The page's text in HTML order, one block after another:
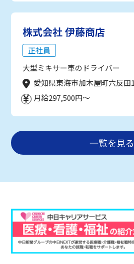
株式会社 伊藤商店
正社員
大型ミキサー車のドライバー
愛知県東海市加木屋町六反田
月給297,500円～
一覧を見る